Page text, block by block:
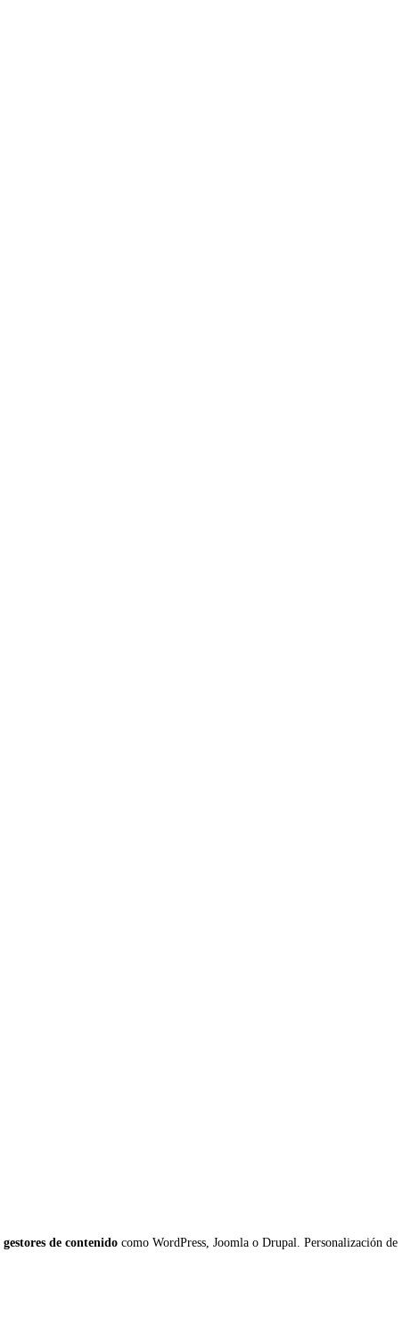
gestores de contenido como WordPress, Joomla o Drupal. Personalización de